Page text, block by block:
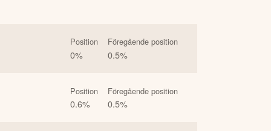
Position
0%
Föregående position
0.5%
Position
0.6%
Föregående position
0.5%